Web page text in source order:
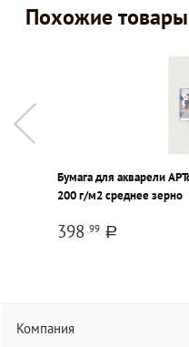
Похожие товары
Бумага для акварели
200 г/м2 среднее зерно
398 99 a
Компания